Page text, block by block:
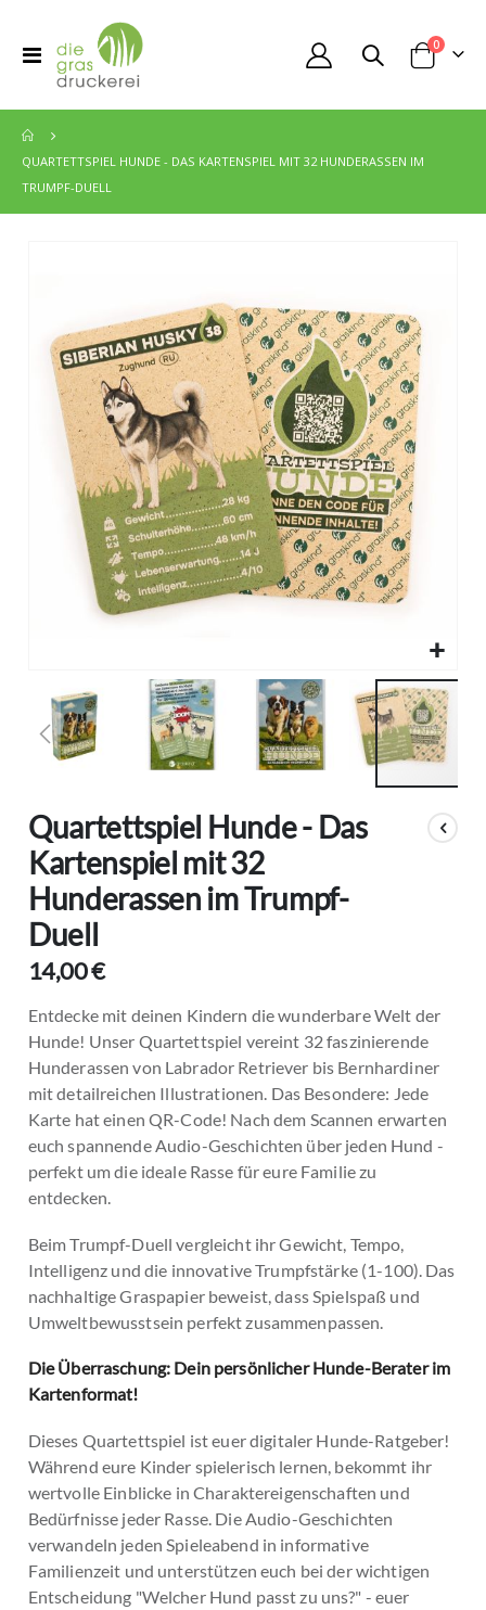
Toggle
Nav
Cart
0Artikel
QUARTETTSPIEL HUNDE - DAS KARTENSPIEL MIT 32 HUNDERASSEN IM
TRUMPF-DUELL
Bildgalerie
springen
Anfang
der
Bildgalerie
springen
Quartettspiel Hunde - Das
Kartenspiel mit 32
Hunderassen im Trumpf-
Duell
14,00 €
Entdecke mit deinen Kindern die wunderbare Welt der
Hunde! Unser Quartettspiel vereint 32 faszinierende
Hunderassen von Labrador Retriever bis Bernhardiner
mit detailreichen Illustrationen. Das Besondere: Jede
Karte hat einen QR-Code! Nach dem Scannen erwarten
euch spannende Audio-Geschichten über jeden Hund -
perfekt um die ideale Rasse für eure Familie zu
entdecken.
Beim Trumpf-Duell vergleicht ihr Gewicht, Tempo,
Intelligenz und die innovative Trumpfstärke (1-100). Das
nachhaltige Graspapier beweist, dass Spielspaß und
Umweltbewusstsein perfekt zusammenpassen.
Die Überraschung: Dein persönlicher Hunde-Berater im
Kartenformat!
Dieses Quartettspiel ist euer digitaler Hunde-Ratgeber!
Während eure Kinder spielerisch lernen, bekommt ihr
wertvolle Einblicke in Charaktereigenschaften und
Bedürfnisse jeder Rasse. Die Audio-Geschichten
verwandeln jeden Spieleabend in informative
Familienzeit und unterstützen euch bei der wichtigen
Entscheidung "Welcher Hund passt zu uns?" - euer